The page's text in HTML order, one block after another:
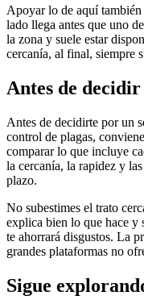
Apoyar lo de aquí
lado llega antes que uno
la zona y suele estar
cercanía, al final, siempre
Antes de decidir
Antes de decidirte por un
control de plagas,
comparar lo que incluye
la cercanía, la rapidez y
plazo.
No subestimes el trato
explica bien lo que hace y
te ahorrará disgustos. La
grandes plataformas no
Sigue